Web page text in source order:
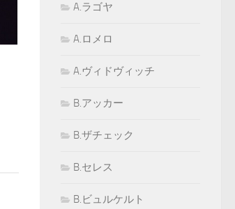
A.ラゴヤ
A.ロメロ
A.ヴィドヴィッチ
B.アッカー
B.ザチェック
B.セレス
B.ビュルケルト